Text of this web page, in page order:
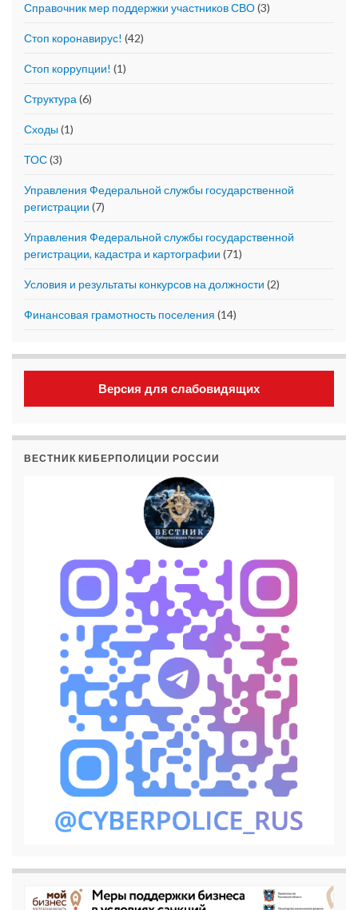
Справочник мер поддержки участников СВО(3)
Стоп коронавирус! (42)
Стоп коррупции! (1)
Структура (6)
Сходы(1)
ТОС(3)
Управления Федеральной службы государственной
регистрации (7)
Управления Федеральной службы государственной
регистрации, кадастра и картографии (71)
Условия и результаты конкурсов на должности (2)
Финансовая грамотность поселения (14)
Версия для слабовидящих
ВЕСТНИК КИБЕРПОЛИЦИИ РОССИИ